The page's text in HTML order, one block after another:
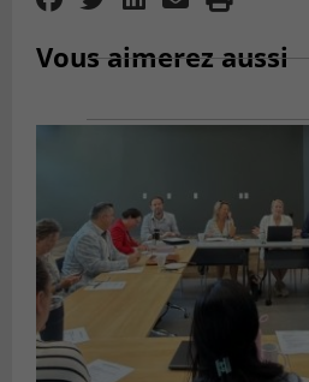
Vous aimerez aussi